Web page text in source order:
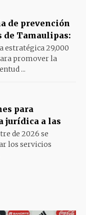
de prevención
de Tamaulipas:
estratégica 29,000
promover la
...
para
jurídica a las
de 2026 se
los servicios